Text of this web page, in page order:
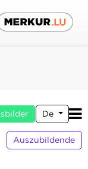
De
Auszubildende